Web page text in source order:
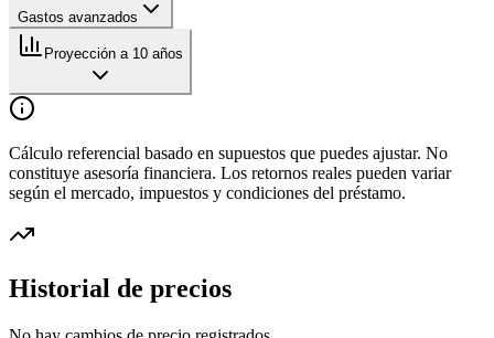
Gastos avanzados
Proyección a 10 años
Cálculo referencial basado en supuestos que puedes ajustar. No
constituye asesoría financiera. Los retornos reales pueden variar
según el mercado, impuestos y condiciones del préstamo.
Historial de precios